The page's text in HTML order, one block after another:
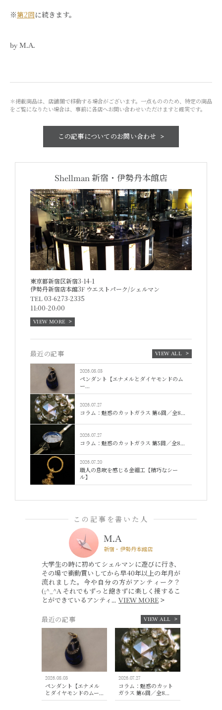
※第2回に続きます。
by M.A.
＊掲載商品は、店舗間で移動する場合がございます。一点もののため、特定の商品
をご覧になりたい場合は、事前に各店へお問い合わせいただけますと確実です。
この記事についてのお問い合わせ
Shellman新宿・ 伊勢丹本館店
東京都新宿区新宿3-14-1
伊勢丹新宿店本館3F ウエストパーク/シェルマン
TEL 03-6273-2335
11:00-20:00
VIEW MORE
最近の記事 VIEW ALL
2026.08.03
ペンダント【エナメルとダイヤモンドのム
ー...
2026.07.27
コラム：魅惑のカットガラス 第6回／全8...
2026.07.27
コラム：魅惑のカットガラス 第5回／全8...
2026.07.20
職人の息吹を感じる金細工【精巧なシー
ル】
この記事を書いた人
M.A
新宿・伊勢丹本館店
大学生の時に初めてシェルマンに遊びに行き、
その場で衝動買いしてから早40年以上の年月が
流れました。今や自分の方がアンティーク？
(;^_^A それでもずっと飽きずに楽しく接するこ
とができているアンティ... VIEW MORE
最近の記事 VIEW ALL
2026.08.03
ペンダント【エナメル
とダイヤモンドのムー...
2026.07.27
コラム：魅惑のカット
ガラス 第6回／全8...